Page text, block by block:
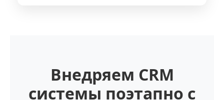
Внедряем CRM
системы поэтапно с